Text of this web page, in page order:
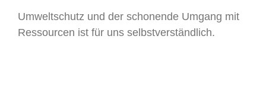
Umweltschutz und der schonende Umgang mit
Ressourcen ist für uns selbstverständlich.